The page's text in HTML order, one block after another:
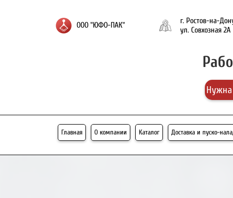
ООО "ЮФО-ПАК"
г. Ростов-на-
ул. Совхозная 2А
Главная О компании Каталог Доставка и пуско-